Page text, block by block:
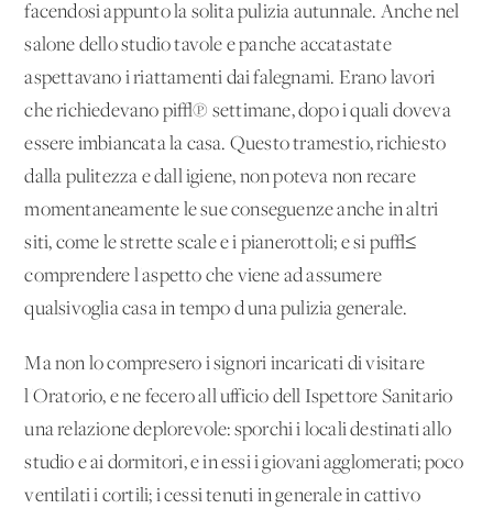
facendosi appunto la solita pulizia autunnale. Anche nel
salone dello studio tavole e panche accatastate
aspettavano i riattamenti dai falegnami. Erano lavori
che richiedevano pi√π settimane, dopo i quali doveva
essere imbiancata la casa. Questo tramestio, richiesto
dalla pulitezza e dall'igiene, non poteva non recare
momentaneamente le sue conseguenze anche in altri
siti, come le strette scale e i pianerottoli; e si pu√≤
comprendere l'aspetto che viene ad assumere
qualsivoglia casa in tempo d'una pulizia generale.
Ma non lo compresero i signori incaricati di visitare
l'Oratorio, e ne fecero all'ufficio dell'Ispettore Sanitario
una relazione deplorevole: sporchi i locali destinati allo
studio e ai dormitori, e in essi i giovani agglomerati; poco
ventilati i cortili; i cessi tenuti in generale in cattivo